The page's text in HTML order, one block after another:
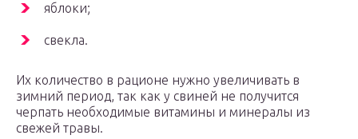
яблоки;
свекла.
Их количество в рационе нужно увеличивать в
зимний период, так как у свиней не получится
черпать необходимые витамины и минералы из
свежей травы.